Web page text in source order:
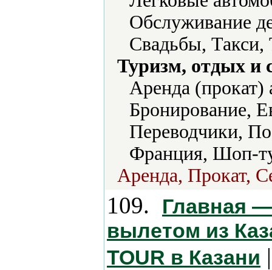
Обслуживание
Свадьбы, Такси,
Туризм, отдых и
Аренда
Бронирование,
Переводчики,
Франция, Шоп-
Аренда, Прокат,
109.
Главная
вылетом из
TOUR в Казани